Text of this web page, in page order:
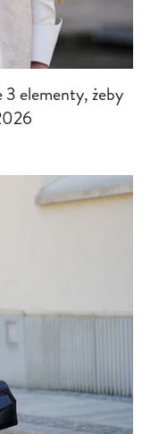
elementy, żeby